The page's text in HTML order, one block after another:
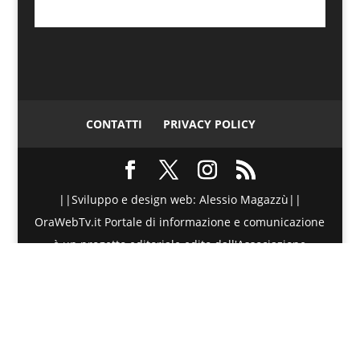
CONTATTI PRIVACY POLICY
||Sviluppo e design web: Alessio Magazzù||
OraWebTv.it Portale di informazione e comunicazione
è un progetto editoriale edito dall'Associazione